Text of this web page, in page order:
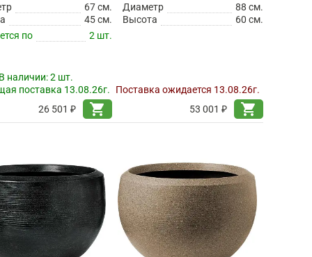
67 см.
45 см.
по
2 шт.
наличии:2 шт.
поставка 13.08.26г.
26 501 ₽
shopping_cart
Диаметр
88 см.
Высота
60 см.
Поставка ожидается 13.08.26г.
53 001 ₽
shopping_cart